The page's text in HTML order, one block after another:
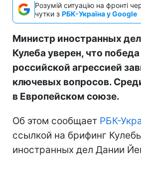
Розумій ситуацію на фронті
чутки з РБК-Україна у Google
Министр иностранных
Кулеба уверен, что
российской агрессией
ключевых вопросов.
в Европейском союзе.
Об этом сообщает РБК-
ссылкой на брифинг
иностранных дел Дании